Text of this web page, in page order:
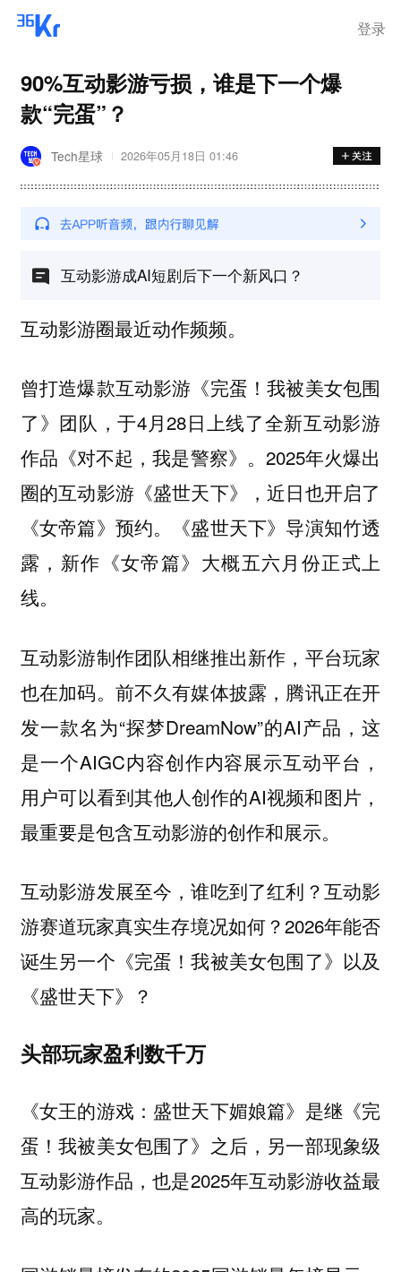
登录
90%互动影游亏损，谁是下一个爆
款“完蛋”？
Tech星球 2026年05月18日 01:46
互动影游成AI短剧后下一个新风口？
互动影游圈最近动作频频。
曾打造爆款互动影游《完蛋！我被美女包围
了》团队，于4月28日上线了全新互动影游
作品《对不起，我是警察》。2025年火爆出
圈的互动影游《盛世天下》，近日也开启了
《女帝篇》预约。《盛世天下》导演知竹透
露，新作《女帝篇》大概五六月份正式上
线。
互动影游制作团队相继推出新作，平台玩家
也在加码。前不久有媒体披露，腾讯正在开
发一款名为“探梦DreamNow”的AI产品，这
是一个AIGC内容创作内容展示互动平台，
用户可以看到其他人创作的AI视频和图片，
最重要是包含互动影游的创作和展示。
互动影游发展至今，谁吃到了红利？互动影
游赛道玩家真实生存境况如何？2026年能否
诞生另一个《完蛋！我被美女包围了》以及
《盛世天下》？
头部玩家盈利数千万
《女王的游戏：盛世天下媚娘篇》是继《完
蛋！我被美女包围了》之后，另一部现象级
互动影游作品，也是2025年互动影游收益最
高的玩家。